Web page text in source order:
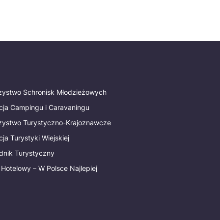
Schronisk Młodzieżowych
Campingu i Caravaningu
Turystyczno-Krajoznawcze
Turystyki Wiejskiej
Turystyczny
– W Polsce Najlepiej